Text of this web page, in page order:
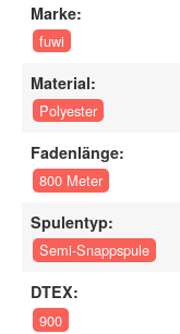
Marke:
fuwi
Material:
Polyester
Fadenlänge:
800 Meter
Spulentyp:
Semi-Snappspule
DTEX:
900